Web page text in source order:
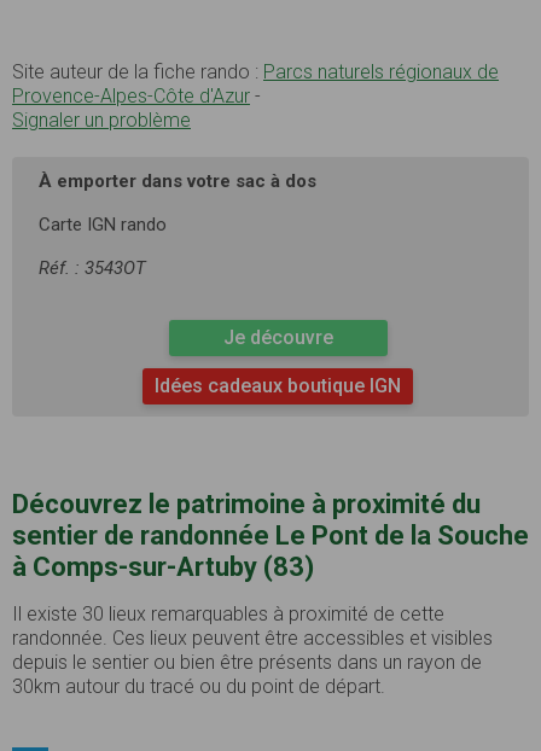
Site auteur de la fiche rando : Parcs naturels régionaux de
Provence-Alpes-Côte d'Azur -
Signaler un problème
À emporter dans votre sac à dos
Carte IGN rando
Réf. : 3543OT
Je découvre
Idées cadeaux boutique IGN
Découvrez le patrimoine à proximité du
sentier de randonnée Le Pont de la Souche
à Comps-sur-Artuby (83)
Il existe 30 lieux remarquables à proximité de cette
randonnée. Ces lieux peuvent être accessibles et visibles
depuis le sentier ou bien être présents dans un rayon de
30km autour du tracé ou du point de départ.